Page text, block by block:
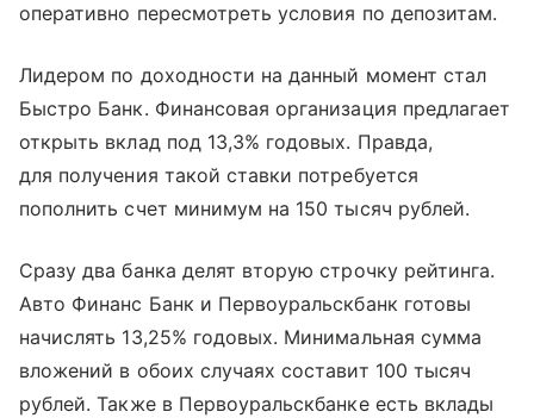
оперативно пересмотреть условия по депозитам.
Лидером по доходности на данный момент стал
Быстро Банк. Финансовая организация предлагает
открыть вклад под 13,3% годовых. Правда,
для получения такой ставки потребуется
пополнить счет минимум на 150 тысяч рублей.
Сразу два банка делят вторую строчку рейтинга.
Авто Финанс Банк и Первоуральскбанк готовы
начислять 13,25% годовых. Минимальная сумма
вложений в обоих случаях составит 100 тысяч
рублей. Также в Первоуральскбанке есть вклады